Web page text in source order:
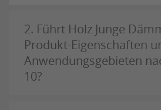
2. Führt Holz Junge
Produkt-Eigenschaften
Anwendungsgebieten
10?